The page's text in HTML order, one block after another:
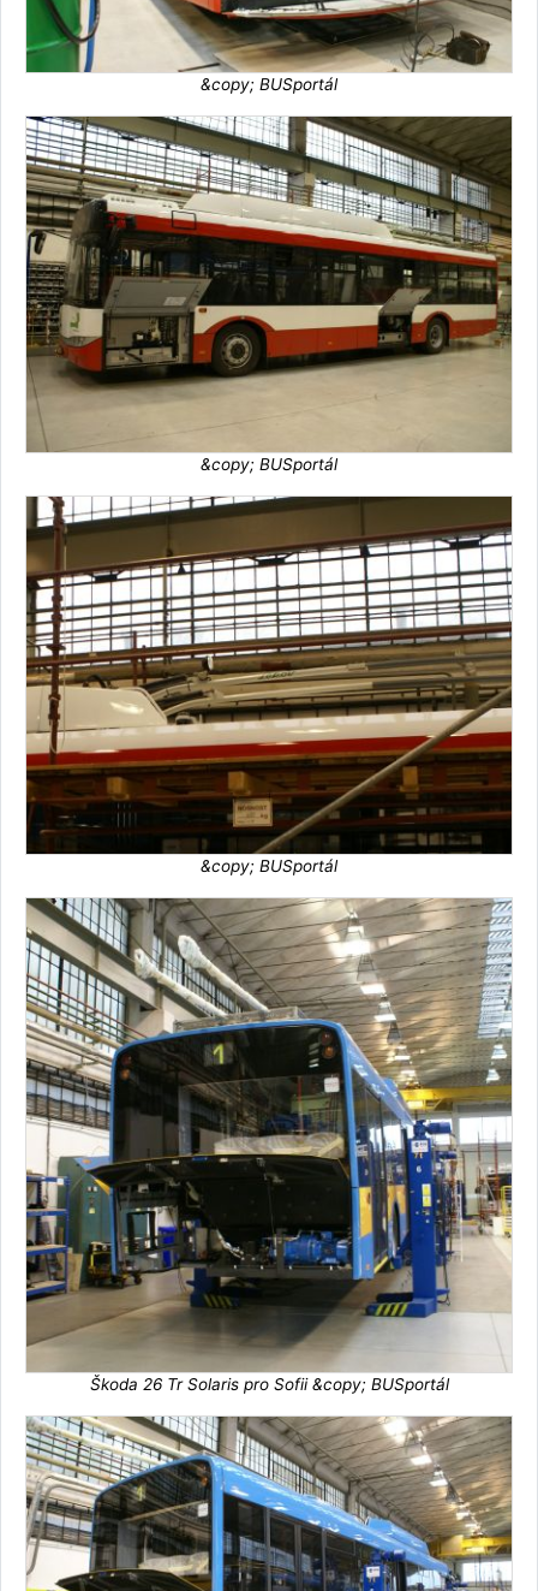
&copy; BUSportál
&copy; BUSportál
&copy; BUSportál
Škoda 26 Tr Solaris pro Sofii &copy; BUSportál